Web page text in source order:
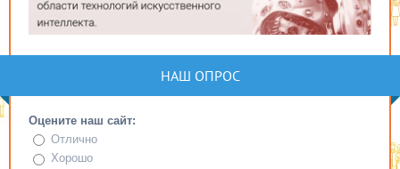
НАШ ОПРОС
Оцените наш сайт:
Отлично
Хорошо